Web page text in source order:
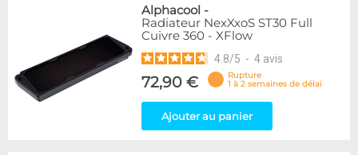
Alphacool -
Radiateur NexXxoS ST30 Full
Cuivre 360 - XFlow
4.8/5 - 4 avis
72,90 €
Rupture
1 à 2 semaines de délai
Ajouter au panier